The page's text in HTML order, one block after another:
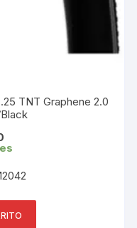
TNT Graphene 2.0